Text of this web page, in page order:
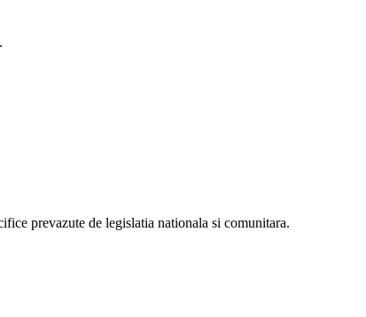
prevazute de legislatia nationala si comunitara.